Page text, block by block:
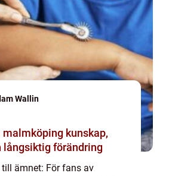
Wallin
kunskap,
långsiktig förändring
ämnet: För fans av